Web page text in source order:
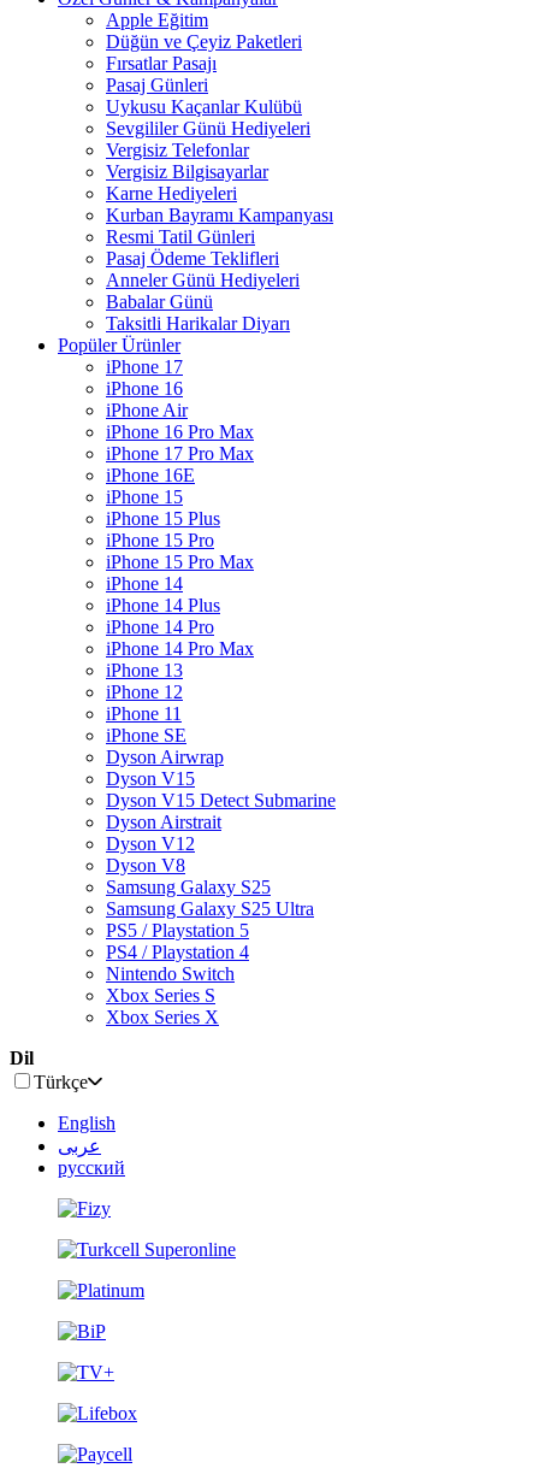
Apple Eğitim
Düğün ve Çeyiz Paketleri
Fırsatlar Pasajı
Pasaj Günleri
Uykusu Kaçanlar Kulübü
Sevgililer Günü Hediyeleri
Vergisiz Telefonlar
Vergisiz Bilgisayarlar
Karne Hediyeleri
Kurban Bayramı Kampanyası
Resmi Tatil Günleri
Pasaj Ödeme Teklifleri
Anneler Günü Hediyeleri
Babalar Günü
Taksitli Harikalar Diyarı
Popüler Ürünler
iPhone 17
iPhone 16
iPhone Air
iPhone 16 Pro Max
iPhone 17 Pro Max
iPhone 16E
iPhone 15
iPhone 15 Plus
iPhone 15 Pro
iPhone 15 Pro Max
iPhone 14
iPhone 14 Plus
iPhone 14 Pro
iPhone 14 Pro Max
iPhone 13
iPhone 12
iPhone 11
iPhone SE
Dyson Airwrap
Dyson V15
Dyson V15 Detect Submarine
Dyson Airstrait
Dyson V12
Dyson V8
Samsung Galaxy S25
Samsung Galaxy S25 Ultra
PS5 / Playstation 5
PS4 / Playstation 4
Nintendo Switch
Xbox Series S
Xbox Series X
Dil
Türkçe
English
عربى
русский